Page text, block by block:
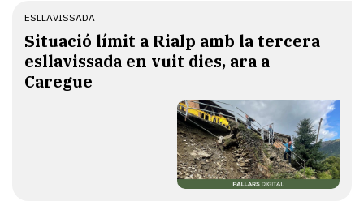
ESLLAVISSADA
Situació límit a Rialp amb la tercera
esllavissada en vuit dies, ara a
Caregue